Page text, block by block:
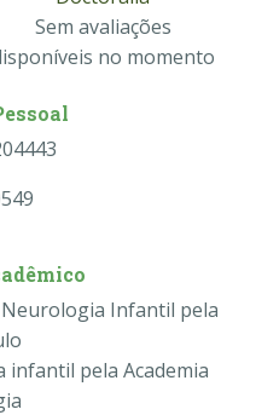
Sem avaliações
no momento
Neurologia Infantil pela
pela Academia